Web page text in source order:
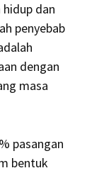
dan
penyebab
dengan
masa
pasangan
bentuk